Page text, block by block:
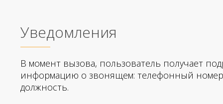
Уведомления
В момент вызова, пользователь получает
информацию о звонящем: телефонный
должность.